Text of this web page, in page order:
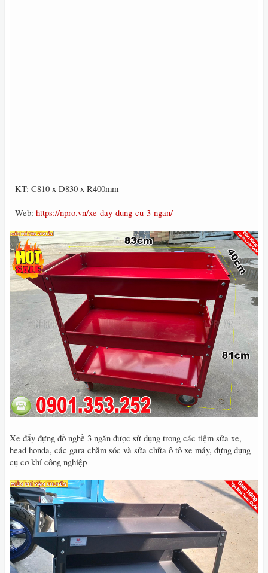
- KT: C810 x D830 x R400mm
- Web: https://npro.vn/xe-day-dung-cu-3-ngan/
Xe đẩy đựng đồ nghề 3 ngăn được sử dụng trong các tiệm sửa xe,
head honda, các gara chăm sóc và sửa chữa ô tô xe máy, đựng dụng
cụ cơ khí công nghiệp